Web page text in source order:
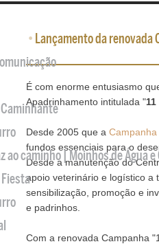
• Lançamento da
É com enorme entusiasmo
Apadrinhamento intitulada "
Desde 2005 que a
fundos essenciais para o
Desde a manutenção do
apoio veterinário e logístico a
sensibilização, promoção e
e padrinhos.
Com a renovada Campanha
ao caminho | Moinhos de Água